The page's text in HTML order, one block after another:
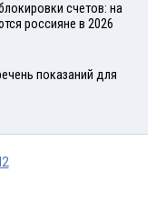
счетов: на
россияне в 2026
показаний для